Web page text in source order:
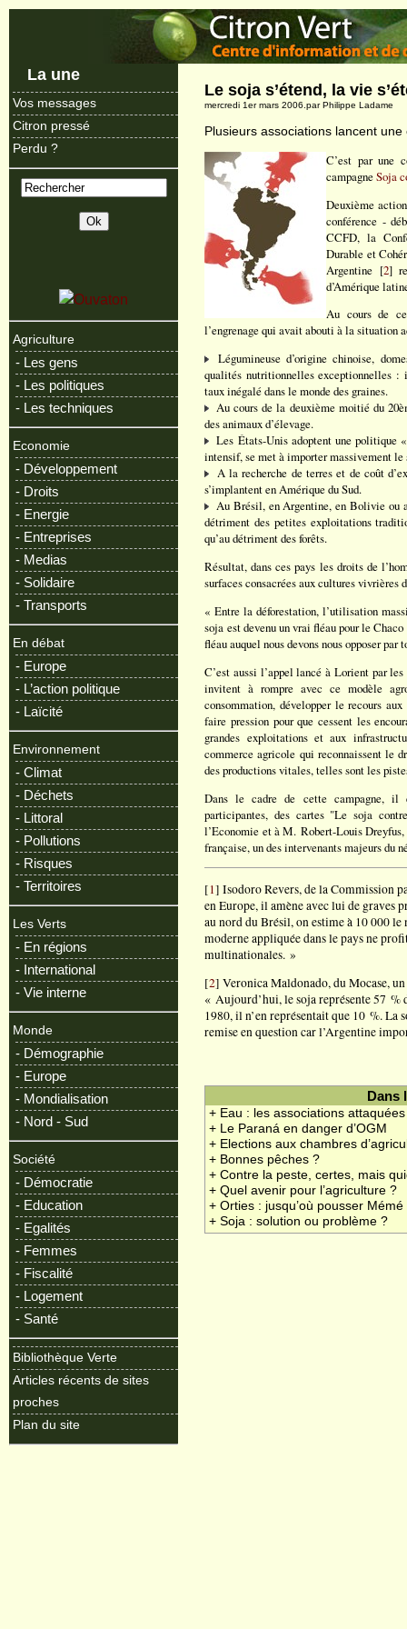
La une
Vos messages
Citron pressé
Perdu ?
Agriculture
- Les gens
- Les politiques
- Les techniques
Economie
- Développement
- Droits
- Energie
- Entreprises
- Medias
- Solidaire
- Transports
En débat
- Europe
- L’action politique
- Laïcité
Environnement
- Climat
- Déchets
- Littoral
- Pollutions
- Risques
- Territoires
Les Verts
- En régions
- International
- Vie interne
Monde
- Démographie
- Europe
- Mondialisation
- Nord - Sud
Société
- Démocratie
- Education
- Egalités
- Femmes
- Fiscalité
- Logement
- Santé
Bibliothèque Verte
Articles récents de sites
proches
Plan du site
Le soja s’étend, la vie
mercredi 1er mars 2006.par Philippe Ladame
Plusieurs associations lancent
C’est par une
campagneSoja
Deuxième
conférence -
CCFD, la
Durable et
Argentine [2]
d’Amérique
Au cours de
l’engrenage qui avait abouti à la situation
Légumineuse d’origine chinoise,
qualités nutritionnelles exceptionnelles
taux inégalé dans le monde des graines.
Au cours de la deuxième moitié du
des animaux d’élevage.
Les États-Unis adoptent une politique
intensif, se met à importer massivement
A la recherche de terres et de coût
s’implantent en Amérique du Sud.
Au Brésil, en Argentine, en Bolivie ou
détriment des petites exploitations
qu’au détriment des forêts.
Résultat, dans ces pays les droits de
surfaces consacrées aux cultures vivrières
« Entre la déforestation, l’utilisation
soja est devenu un vrai fléau pour le
fléau auquel nous devons nous opposer
C’est aussi l’appel lancé à Lorient par
invitent à rompre avec ce modèle
consommation, développer le recours
faire pression pour que cessent les
grandes exploitations et aux
commerce agricole qui reconnaissent le
des productions vitales, telles sont les
Dans le cadre de cette campagne, il
participantes, des cartes "Le soja
l’Economie et à M. Robert-Louis
française, un des intervenants majeurs du
[1] Isodoro Revers, de la Commission
en Europe, il amène avec lui de graves
au nord du Brésil, on estime à 10 000
moderne appliquée dans le pays ne
multinationales. »
[2] Veronica Maldonado, du Mocase,
« Aujourd’hui, le soja représente 57 %
1980, il n’en représentait que 10 %. La
remise en question car l’Argentine
Dans
+ Eau : les associations attaquées
+ Le Paraná en danger d’OGM
+ Elections aux chambres
+ Bonnes pêches ?
+ Contre la peste, certes, mais
+ Quel avenir pour l’agriculture ?
+ Orties : jusqu’où pousser Mémé
+ Soja : solution ou problème ?